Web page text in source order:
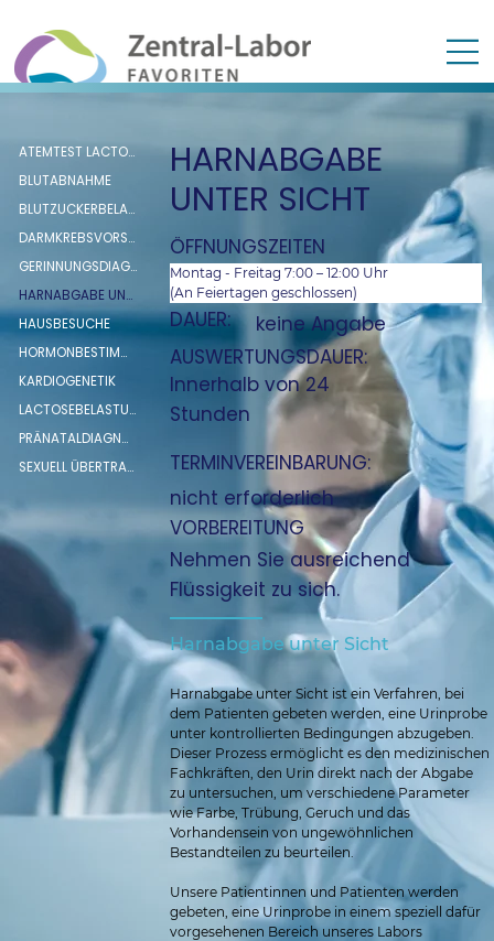
ATEMTEST LACTOSE- UND FRUCTOSEINTOLERANZ
BLUTABNAHME
BLUTZUCKERBELASTUNG (oGTT)
DARMKREBSVORSORGE (FIT SCREENING TEST)
GERINNUNGSDIAGNOSTIK
HARNABGABE UNTER SICHT
HAUSBESUCHE
HORMONBESTIMMUNG: RENIN, ALDOSTERON, ADRENALIN UND NORADRENALIN
KARDIOGENETIK
LACTOSEBELASTUNG
PRÄNATALDIAGNOSTIK
SEXUELL ÜBERTRAGBARE KRANKHEITEN
HARNABGABE
UNTER SICHT
ÖFFNUNGSZEITEN
Montag - Freitag 7:00 – 12:00 Uhr
(An Feiertagen geschlossen)
DAUER:
keine Angabe
AUSWERTUNGSDAUER:
Innerhalb von 24
Stunden
TERMINVEREINBARUNG:
nicht erforderlich
VORBEREITUNG
Nehmen Sie ausreichend
Flüssigkeit zu sich.
Harnabgabe unter Sicht
Harnabgabe unter Sicht ist ein Verfahren, bei
dem Patienten gebeten werden, eine Urinprobe
unter kontrollierten Bedingungen abzugeben.
Dieser Prozess ermöglicht es den medizinischen
Fachkräften, den Urin direkt nach der Abgabe
zu untersuchen, um verschiedene Parameter
wie Farbe, Trübung, Geruch und das
Vorhandensein von ungewöhnlichen
Bestandteilen zu beurteilen.
Unsere Patientinnen und Patienten werden
gebeten, eine Urinprobe in einem speziell dafür
vorgesehenen Bereich unseres Labors